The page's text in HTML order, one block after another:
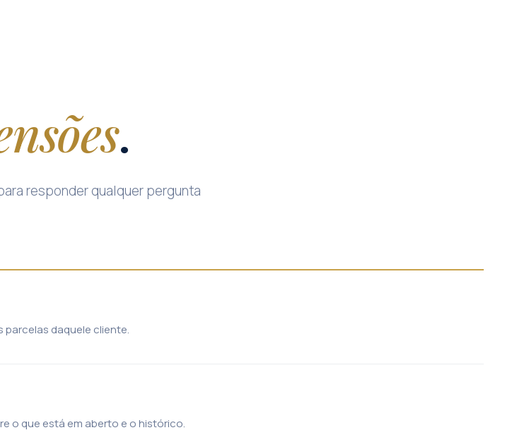
.
responder qualquer pergunta
parcelas daquele cliente.
o que está em aberto e o histórico.